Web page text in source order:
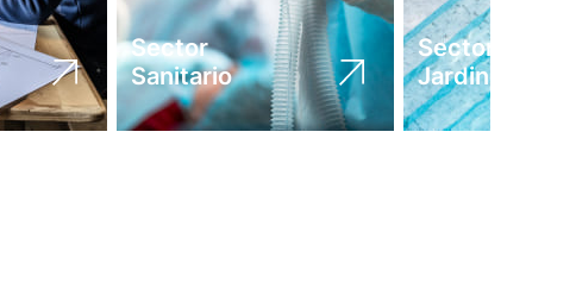
Sector
Sanitario
Sector
Jardinería